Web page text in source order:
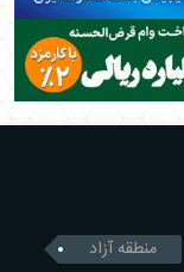
منطقه آزاد